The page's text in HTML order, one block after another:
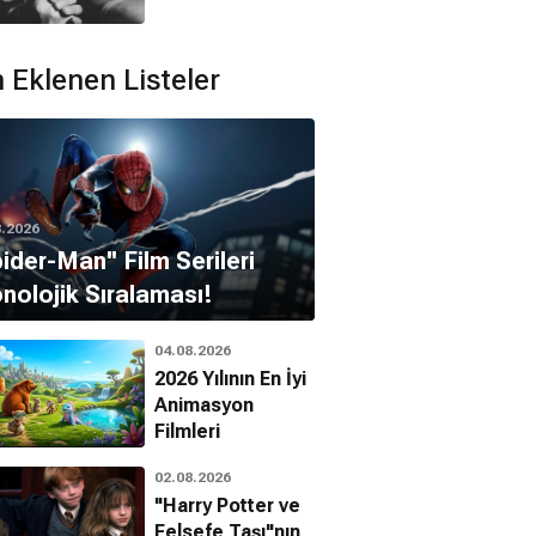
Eklenen Listeler
Man'' Film Serileri
Sıralaması!
04.08.2026
2026 Yılının En İyi
Animasyon
Filmleri
02.08.2026
"Harry Potter ve